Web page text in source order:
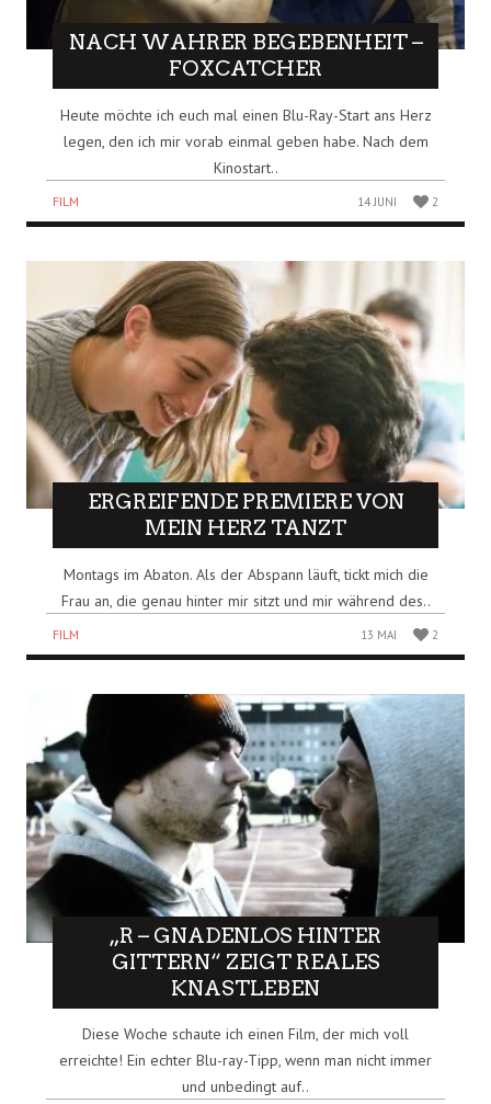
NACH WAHRER BEGEBENHEIT –
FOXCATCHER
Heute möchte ich euch mal einen Blu-Ray-Start ans Herz
legen, den ich mir vorab einmal geben habe. Nach dem
Kinostart..
FILM 14 JUNI 2
ERGREIFENDE PREMIERE VON
MEIN HERZ TANZT
Montags im Abaton. Als der Abspann läuft, tickt mich die
Frau an, die genau hinter mir sitzt und mir während des..
FILM 13 MAI 2
„R – GNADENLOS HINTER
GITTERN“ ZEIGT REALES
KNASTLEBEN
Diese Woche schaute ich einen Film, der mich voll
erreichte! Ein echter Blu-ray-Tipp, wenn man nicht immer
und unbedingt auf..